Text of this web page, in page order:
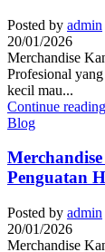
Posted by admin
20/01/2026
Merchandise
Profesional
kecil mau...
Continue reading
Blog
Penguatan
Posted by admin
20/01/2026
Merchandise